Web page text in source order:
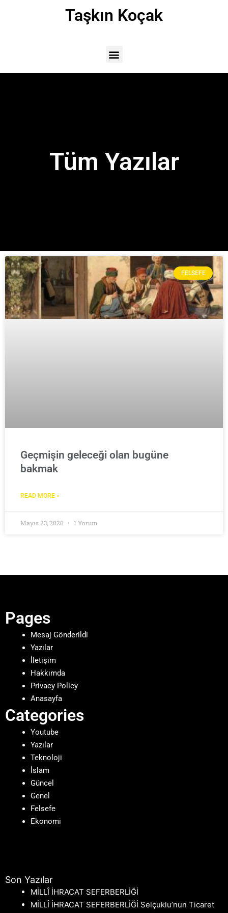
Taşkın Koçak
Tüm Yazılar
FELSEFE
Geçmişin geleceği olan bugüne
bakmak
READ MORE »
Mayıs 23, 2020 1 Yorum
Pages
Mesaj Gönderildi
Yazılar
İletişim
Hakkımda
Privacy Policy
Anasayfa
Categories
Youtube
Yazılar
Teknoloji
İslam
Güncel
Genel
Felsefe
Ekonomi
Son Yazılar
MİLLÎ İHRACAT SEFERBERLİĞİ
MİLLÎ İHRACAT SEFERBERLİĞİ Selçuklu’nun Ticaret